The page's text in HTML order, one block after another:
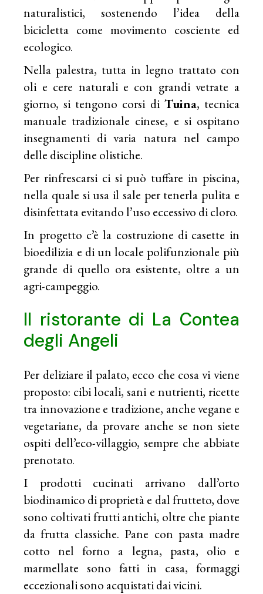
naturalistici, sostenendo l’idea della
bicicletta come movimento cosciente ed
ecologico.
Nella palestra, tutta in legno trattato con
oli e cere naturali e con grandi vetrate a
giorno, si tengono corsi di Tuina, tecnica
manuale tradizionale cinese, e si ospitano
insegnamenti di varia natura nel campo
delle discipline olistiche.
Per rinfrescarsi ci si può tuffare in piscina,
nella quale si usa il sale per tenerla pulita e
disinfettata evitando l’uso eccessivo di cloro.
In progetto c’è la costruzione di casette in
bioedilizia e di un locale polifunzionale più
grande di quello ora esistente, oltre a un
agri-campeggio.
Il ristorante di La Contea
degli Angeli
Per deliziare il palato, ecco che cosa vi viene
proposto: cibi locali, sani e nutrienti, ricette
tra innovazione e tradizione, anche vegane e
vegetariane, da provare anche se non siete
ospiti dell’eco-villaggio, sempre che abbiate
prenotato.
I prodotti cucinati arrivano dall’orto
biodinamico di proprietà e dal frutteto, dove
sono coltivati frutti antichi, oltre che piante
da frutta classiche. Pane con pasta madre
cotto nel forno a legna, pasta, olio e
marmellate sono fatti in casa, formaggi
eccezionali sono acquistati dai vicini.